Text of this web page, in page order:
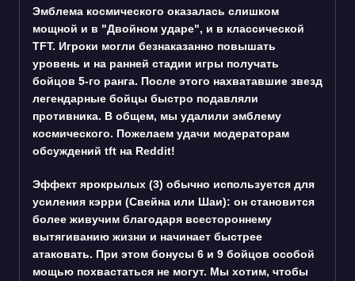
Эмблема космического оказалась слишком
мощной и в "Двойном ударе", и в классической
TFT. Игроки могли безнаказанно повышать
уровень и на ранней стадии игры получать
бойцов 5-го ранга. После этого нахватавшие звезд
легендарные бойцы быстро подавляли
противника. В общем, мы удалили эмблему
космического. Пожелаем удачи модераторам
обсуждений tft на Reddit!
Эффект ярокрылых (3) обычно используется для
усиления кэрри (Свейна или Шаи): он становится
более живучим благодаря всестороннему
вытягиванию жизни и начинает быстрее
атаковать. При этом бонусы 6 и 9 бойцов особой
мощью похвастаться не могут. Мы хотим, чтобы